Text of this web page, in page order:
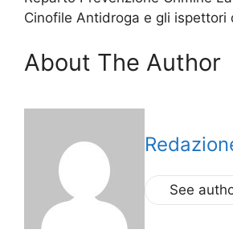
Cinofile Antidroga e gli ispettori
About The Author
See